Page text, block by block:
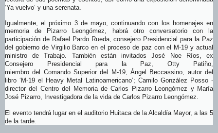
‘Ya vuelvo’ y una serenata.
Igualmente, el próximo 3 de mayo, continuando con los homenajes en
memoria de Pizarro Leongómez, habrá otro conversatorio con la
participación de Rafael Pardo Rueda, consejero Presidencial para la Paz
del gobierno de Virgilio Barco en el proceso de paz con el M-19 y actual
ministro de Trabajo. También están invitados José Noe Ríos, ex
Consejero Presidencial para la Paz, Otty Patiño,
miembro del Comando Superior del M-19, Ángel Beccassino, autor del
libro ‘M-19 el Heavy Metal Latinoamericano’; Camilo González Posso -
director del Centro del Memoria de Carlos Pizarro Leongómez y María
José Pizarro, Investigadora de la vida de Carlos Pizarro Leongómez.
El evento tendrá lugar en el auditorio Huitaca de la Alcaldía Mayor, a las 5
de la tarde.